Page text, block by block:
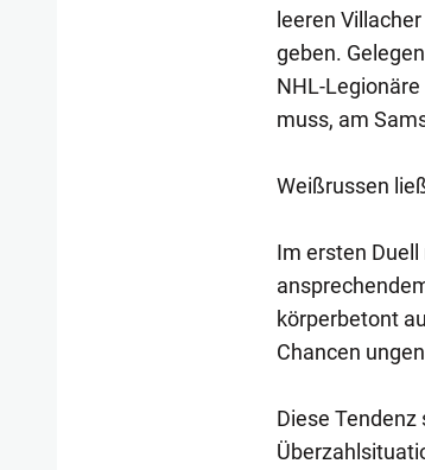
leeren
geben.
NHL-
muss, am
Weißrussen
Im ersten
körperbetont
Chancen
Diese